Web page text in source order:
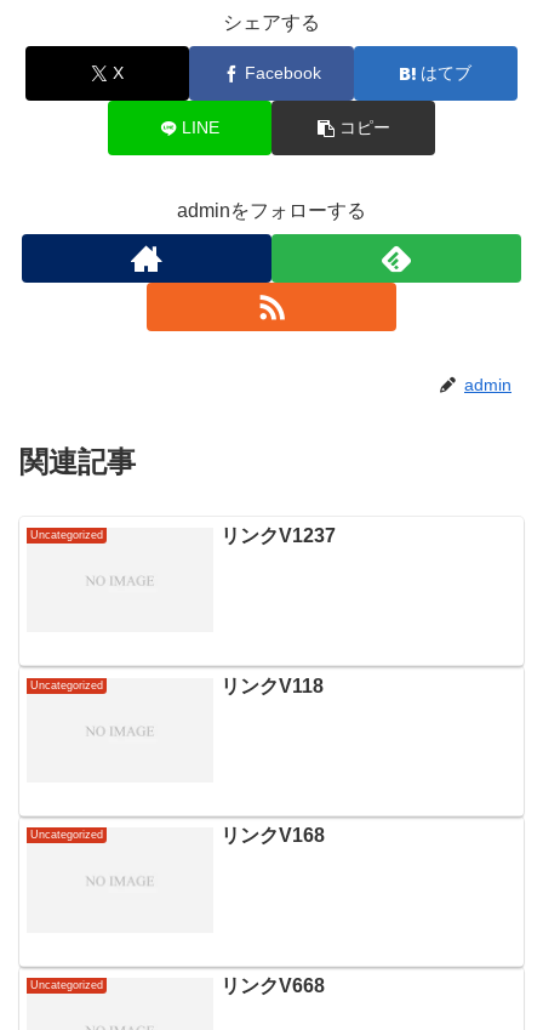
シェアする
X Facebook はてブ
LINE コピー
adminをフォローする
admin
関連記事
Uncategorized リンクV1237
Uncategorized リンクV118
Uncategorized リンクV168
Uncategorized リンクV668